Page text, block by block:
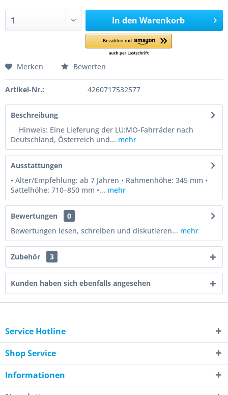
In den Warenkorb
Merken Bewerten
Artikel-Nr.: 4260717532577
Beschreibung
Hinweis: Eine Lieferung der LU:MO-Fahrräder nach
Deutschland, Österreich und... mehr
Ausstattungen
• Alter/Empfehlung: ab 7 Jahren • Rahmenhöhe: 345 mm •
Sattelhöhe: 710–850 mm •... mehr
Bewertungen
0
Bewertungen lesen, schreiben und diskutieren... mehr
Zubehör 3
Kunden haben sich ebenfalls angesehen
Service Hotline
Shop Service
Informationen